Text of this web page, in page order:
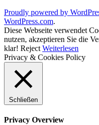
Proudly powered by
WordPress.com.
Diese Webseite verwendet
nutzen, akzeptieren Sie die
klar! Reject Weiterlesen
Privacy & Cookies Policy
Schließen
Privacy Overview